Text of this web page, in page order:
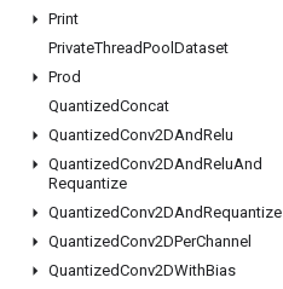
Print
PrivateThreadPool Dataset
Prod
QuantizedConcat
QuantizedConv2DAndRelu
QuantizedConv2DAndReluAnd
Requantize
QuantizedConv2DAndRequantize
QuantizedConv2DPerChannel
QuantizedConv2DWithBias